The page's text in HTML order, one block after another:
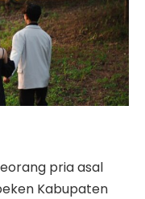
pria asal
Kabupaten